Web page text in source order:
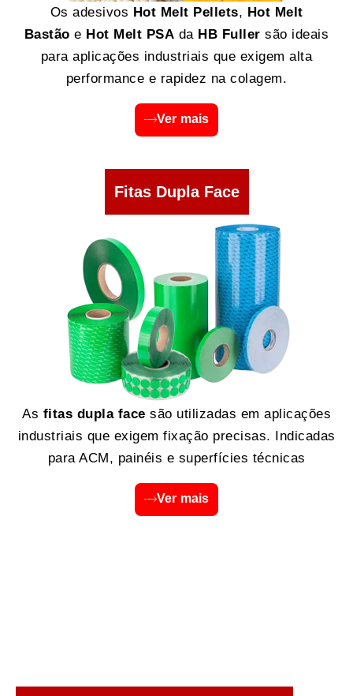
Os adesivos Hot Melt Pellets, Hot Melt
Bastão e Hot Melt PSA da HB Fuller são ideais
para aplicações industriais que exigem alta
performance e rapidez na colagem.
Ver mais
Fitas Dupla Face
As fitas dupla face são utilizadas em aplicações
industriais que exigem fixação precisas. Indicadas
para ACM, painéis e superfícies técnicas
Ver mais